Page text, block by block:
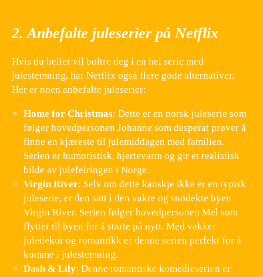
2. Anbefalte juleserier på Netflix
Hvis du heller vil boltre deg i en hel serie med
julestemning, har Netflix også flere gode alternativer.
Her er noen anbefalte juleserier:
Home for Christmas: Dette er en norsk juleserie som
følger hovedpersonen Johanne som desperat prøver å
finne en kjæreste til julemiddagen med familien.
Serien er humoristisk, hjertevarm og gir et realistisk
bilde av julefeiringen i Norge.
Virgin River: Selv om dette kanskje ikke er en typisk
juleserie, er den satt i den vakre og snødekte byen
Virgin River. Serien følger hovedpersonen Mel som
flytter til byen for å starte på nytt. Med vakker
juledekor og romantikk er denne serien perfekt for å
komme i julestemning.
Dash & Lily: Denne romantiske komedieserien er